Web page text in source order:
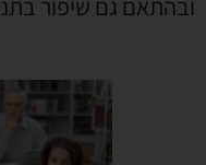
ובהתאם גם שיפור